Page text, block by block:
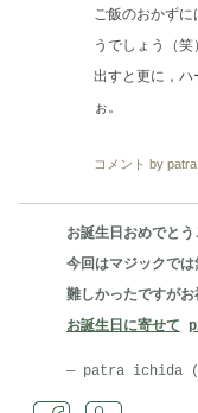
ご飯のおかず
うでしょう（
出すと更に，ハ
ぉ。
コメント by
お誕生日おめでと
今回はマジックで
難しかったですがお
お誕生日に寄せて
— patra ichida